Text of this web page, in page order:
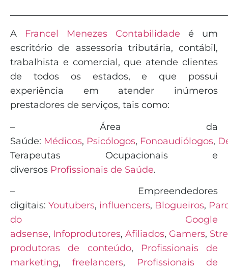
A Francel Menezes Contabilidade é um
escritório de assessoria tributária, contábil,
trabalhista e comercial, que atende clientes
de todos os estados, e que possui
experiência em atender inúmeros
prestadores de serviços, tais como:
– Área da
Saúde: Médicos, Psicólogos, Fonoaudiólogos,
Terapeutas Ocupacionais e
diversos Profissionais de Saúde.
– Empreendedores
digitais: Youtubers, influencers, Blogueiros,
do Google
adsense, Infoprodutores, Afiliados, Gamers,
produtoras de conteúdo,
Profissionais de
marketing, freelancers, Profissionais de